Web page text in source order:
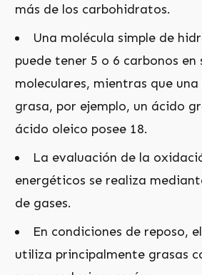
más de los carbohidratos.
Una molécula simple de
puede tener 5 o 6 carbonos en
moleculares, mientras que
grasa, por ejemplo, un ácido
ácido oleico posee 18.
La evaluación de la
energéticos se realiza
de gases.
En condiciones de reposo,
utiliza principalmente grasas